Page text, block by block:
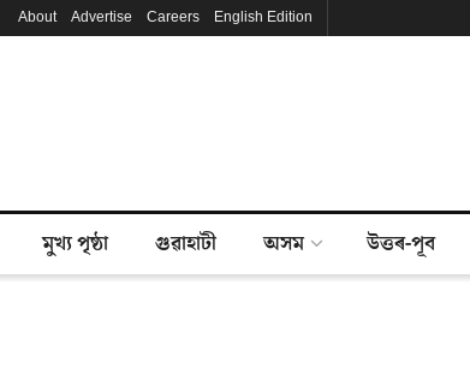
About Advertise Careers English Edition
মুখ্য পৃষ্ঠা গুৱাহাটী অসম উত্তৰ-পূব